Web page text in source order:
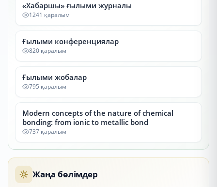
«Хабаршы» ғылыми журналы
1241 қаралым
Ғылыми конференциялар
820 қаралым
Ғылыми жобалар
795 қаралым
Modern concepts of the nature of chemical
bonding: from ionic to metallic bond
737 қаралым
Жаңа бөлімдер